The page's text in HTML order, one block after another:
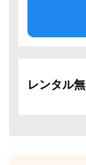
レンタル無